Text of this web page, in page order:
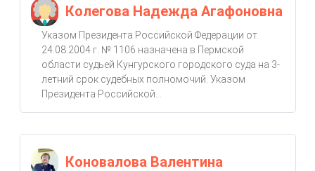
Колегова Надежда Агафоновна
Указом Президента Российской Федерации от
24.08.2004 г. № 1106 назначена в Пермской
области судьей Кунгурского городского суда на 3-
летний срок судебных полномочий. Указом
Президента Российской...
Коновалова Валентина